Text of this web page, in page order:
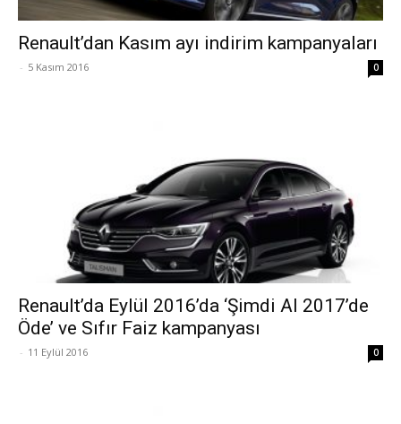
Renault’dan Kasım ayı indirim kampanyaları
- 5 Kasım 2016 0
Renault’da Eylül 2016’da ‘Şimdi Al 2017’de
Öde’ ve Sıfır Faiz kampanyası
- 11 Eylül 2016 0